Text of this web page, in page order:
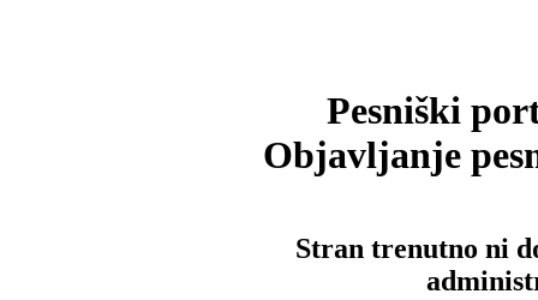
Pesniški
Objavljanje
Stran trenutno ni